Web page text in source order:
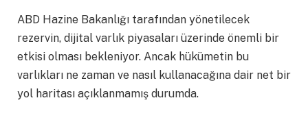
ABD Hazine Bakanlığı tarafından yönetilecek
rezervin, dijital varlık piyasaları üzerinde önemli bir
etkisi olması bekleniyor. Ancak hükümetin bu
varlıkları ne zaman ve nasıl kullanacağına dair net bir
yol haritası açıklanmamış durumda.